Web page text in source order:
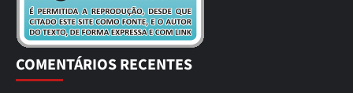
COMENTÁRIOS RECENTES